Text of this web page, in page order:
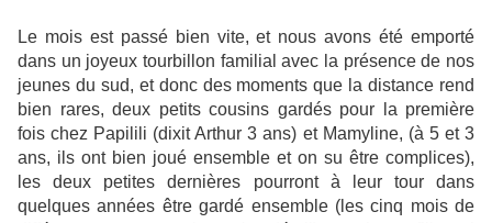
Le mois est passé bien vite, et nous avons été emporté
dans un joyeux tourbillon familial avec la présence de nos
jeunes du sud, et donc des moments que la distance rend
bien rares, deux petits cousins gardés pour la première
fois chez Papilili (dixit Arthur 3 ans) et Mamyline, (à 5 et 3
ans, ils ont bien joué ensemble et on su être complices),
les deux petites dernières pourront à leur tour dans
quelques années être gardé ensemble (les cinq mois de